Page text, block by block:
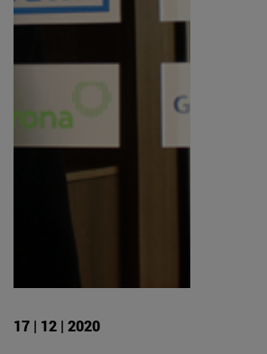
17 | 12 | 2020